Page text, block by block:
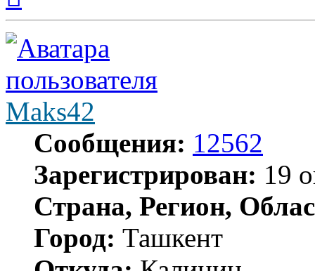
началу
Maks42
Сообщения: 12562
Зарегистрирован: 19
Страна, Регион,
Город: Ташкент